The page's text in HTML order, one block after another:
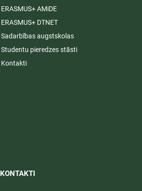
ERASMUS+ AMiDE
ERASMUS+ DTNET
Sadarbības augstskolas
Studentu pieredzes stāsti
Kontakti
KONTAKTI​